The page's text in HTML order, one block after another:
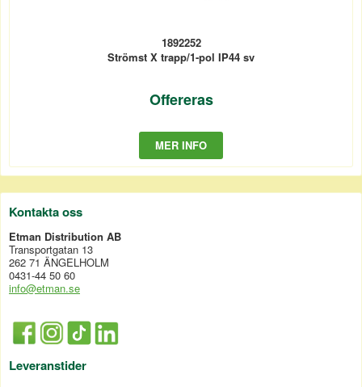
1892252
Strömst X trapp/1-pol IP44 sv
Offereras
MER INFO
Kontakta oss
Etman Distribution AB
Transportgatan 13
262 71 ÄNGELHOLM
0431-44 50 60
info@etman.se
Leveranstider